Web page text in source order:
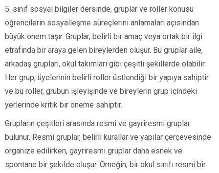
5. sınıf sosyal bilgiler dersinde, gruplar ve roller konusu
öğrencilerin sosyalleşme süreçlerini anlamaları açısından
büyük önem taşır. Gruplar, belirli bir amaç veya ortak bir ilgi
etrafında bir araya gelen bireylerden oluşur. Bu gruplar aile,
arkadaş grupları, okul takımları gibi çeşitli şekillerde olabilir.
Her grup, üyelerinin belirli roller üstlendiği bir yapıya sahiptir
ve bu roller, grubun işleyişinde ve bireylerin grup içindeki
yerlerinde kritik bir öneme sahiptir.
Grupların çeşitleri arasında resmi ve gayriresmi gruplar
bulunur. Resmi gruplar, belirli kurallar ve yapılar çerçevesinde
organize edilirken, gayriresmi gruplar daha esnek ve
spontane bir şekilde oluşur. Örneğin, bir okul sınıfı resmi bir